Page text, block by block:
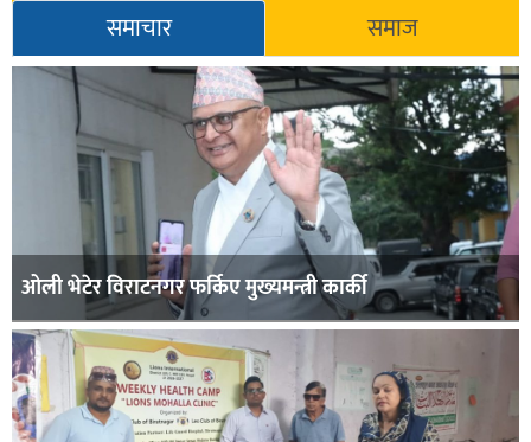
समाचार समाज
ओली भेटेर विराटनगर फर्किए मुख्यमन्त्री कार्की